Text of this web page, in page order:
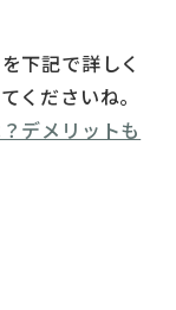
下記で詳しく
くださいね。
デメリットも